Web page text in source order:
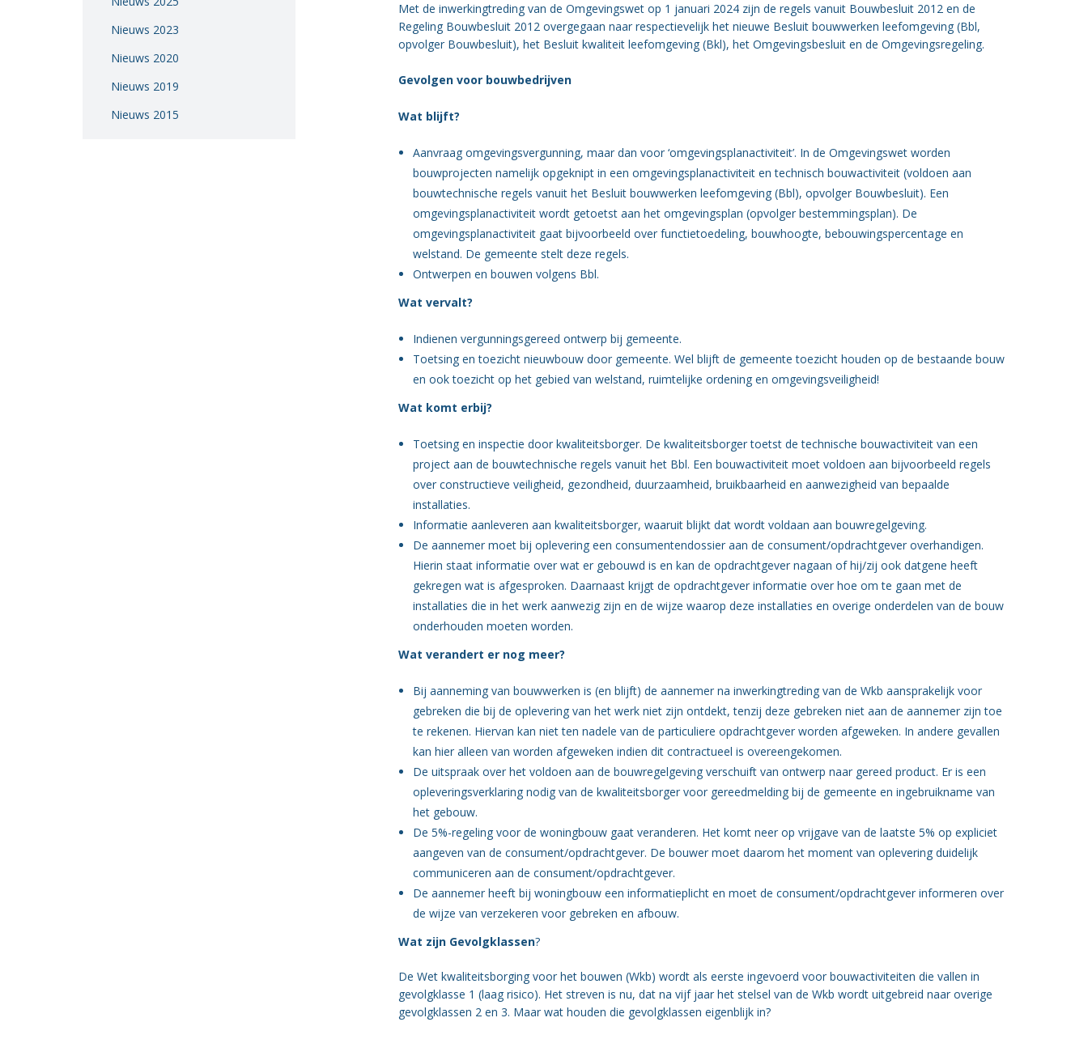
Nieuws 2023
Nieuws 2020
Nieuws 2019
Nieuws 2015
Met de inwerkingtreding van de Omgevingswet op 1 januari 2024 zijn de regels vanuit Bouwbesluit 2012 en de
Regeling Bouwbesluit 2012 overgegaan naar respectievelijk het nieuwe Besluit bouwwerken leefomgeving (Bbl,
opvolger Bouwbesluit), het Besluit kwaliteit leefomgeving (Bkl), het Omgevingsbesluit en de Omgevingsregeling.
Gevolgen voor bouwbedrijven
Wat blijft?
Aanvraag omgevingsvergunning, maar dan voor ‘omgevingsplanactiviteit’. In de Omgevingswet worden
bouwprojecten namelijk opgeknipt in een omgevingsplanactiviteit en technisch bouwactiviteit (voldoen aan
bouwtechnische regels vanuit het Besluit bouwwerken leefomgeving (Bbl), opvolger Bouwbesluit). Een
omgevingsplanactiviteit wordt getoetst aan het omgevingsplan (opvolger bestemmingsplan). De
omgevingsplanactiviteit gaat bijvoorbeeld over functietoedeling, bouwhoogte, bebouwingspercentage en
welstand. De gemeente stelt deze regels.
Ontwerpen en bouwen volgens Bbl.
Wat vervalt?
Indienen vergunningsgereed ontwerp bij gemeente.
Toetsing en toezicht nieuwbouw door gemeente. Wel blijft de gemeente toezicht houden op de bestaande bouw
en ook toezicht op het gebied van welstand, ruimtelijke ordening en omgevingsveiligheid!
Wat komt erbij?
Toetsing en inspectie door kwaliteitsborger. De kwaliteitsborger toetst de technische bouwactiviteit van een
project aan de bouwtechnische regels vanuit het Bbl. Een bouwactiviteit moet voldoen aan bijvoorbeeld regels
over constructieve veiligheid, gezondheid, duurzaamheid, bruikbaarheid en aanwezigheid van bepaalde
installaties.
Informatie aanleveren aan kwaliteitsborger, waaruit blijkt dat wordt voldaan aan bouwregelgeving.
De aannemer moet bij oplevering een consumentendossier aan de consument/opdrachtgever overhandigen.
Hierin staat informatie over wat er gebouwd is en kan de opdrachtgever nagaan of hij/zij ook datgene heeft
gekregen wat is afgesproken. Daarnaast krijgt de opdrachtgever informatie over hoe om te gaan met de
installaties die in het werk aanwezig zijn en de wijze waarop deze installaties en overige onderdelen van de bouw
onderhouden moeten worden.
Wat verandert er nog meer?
Bij aanneming van bouwwerken is (en blijft) de aannemer na inwerkingtreding van de Wkb aansprakelijk voor
gebreken die bij de oplevering van het werk niet zijn ontdekt, tenzij deze gebreken niet aan de aannemer zijn toe
te rekenen. Hiervan kan niet ten nadele van de particuliere opdrachtgever worden afgeweken. In andere gevallen
kan hier alleen van worden afgeweken indien dit contractueel is overeengekomen.
De uitspraak over het voldoen aan de bouwregelgeving verschuift van ontwerp naar gereed product. Er is een
opleveringsverklaring nodig van de kwaliteitsborger voor gereedmelding bij de gemeente en ingebruikname van
het gebouw.
De 5%-regeling voor de woningbouw gaat veranderen. Het komt neer op vrijgave van de laatste 5% op expliciet
aangeven van de consument/opdrachtgever. De bouwer moet daarom het moment van oplevering duidelijk
communiceren aan de consument/opdrachtgever.
De aannemer heeft bij woningbouw een informatieplicht en moet de consument/opdrachtgever informeren over
de wijze van verzekeren voor gebreken en afbouw.
Wat zijn Gevolgklassen?
De Wet kwaliteitsborging voor het bouwen (Wkb) wordt als eerste ingevoerd voor bouwactiviteiten die vallen in
gevolgklasse 1 (laag risico). Het streven is nu, dat na vijf jaar het stelsel van de Wkb wordt uitgebreid naar overige
gevolgklassen 2 en 3. Maar wat houden die gevolgklassen eigenblijk in?